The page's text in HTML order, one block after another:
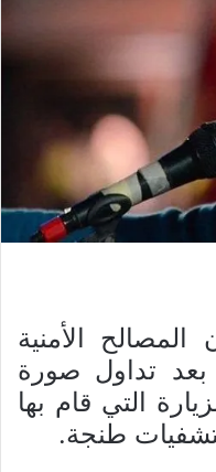
الأمنية
تداول صورة
التي قام بها
طنجة.